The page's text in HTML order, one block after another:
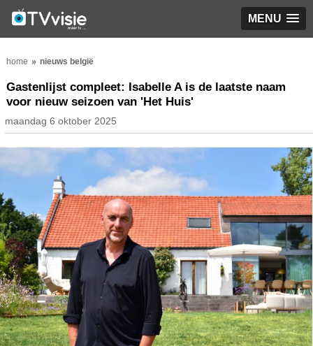
MENU
home nieuws belgië
Gastenlijst compleet: Isabelle A is de laatste naam
voor nieuw seizoen van 'Het Huis'
maandag 6 oktober 2025